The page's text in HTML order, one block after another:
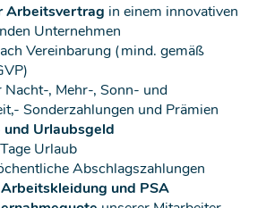
Arbeitsvertrag in einem innovativen
Unternehmen
Vereinbarung (mind. gemäß
Nacht-, Mehr-, Sonn- und
Sonderzahlungen und Prämien
Urlaubsgeld
Urlaub
Abschlagszahlungen
und PSA